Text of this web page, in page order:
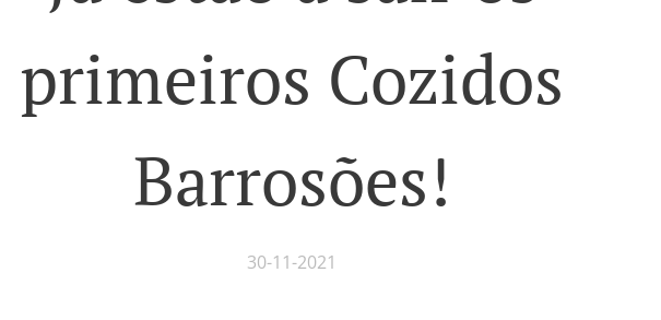
primeiros Cozidos
Barrosões!
30-11-2021